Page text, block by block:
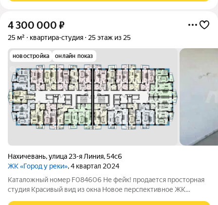
4 300 000 ₽
25 м² квартира-студия 25 этаж из 25
новостройка онлайн показ
Нахичевань,улица 23-я Линия,54с6
ЖК «Город у реки», 4 квартал 2024
Каталожный номер F084606 Не фейк! продается просторная
студия Красивый вид из окна Новое перспективное ЖК